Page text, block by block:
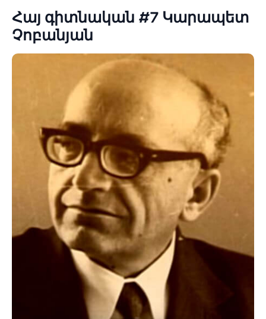
Հայ գիտնական #7 Կարապետ
Չոբանյան